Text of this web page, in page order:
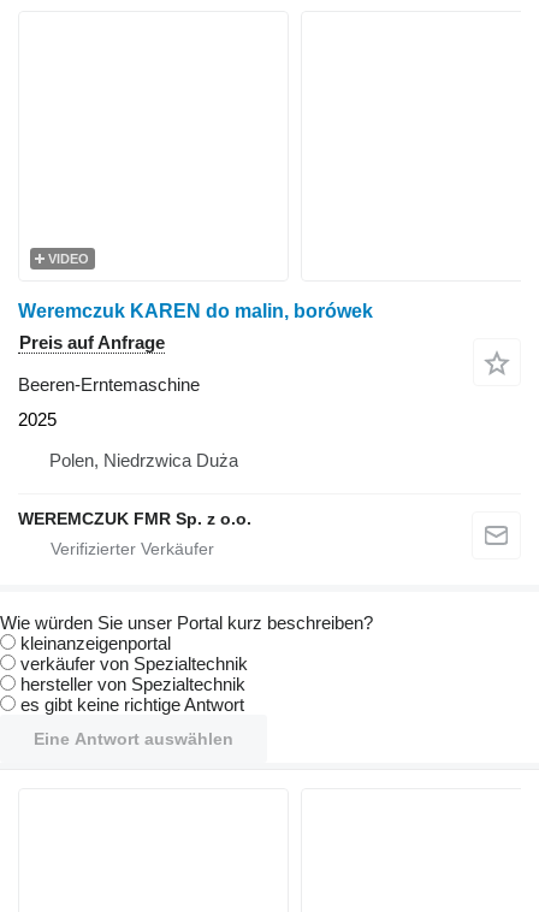
VIDEO
Weremczuk KAREN do malin, borówek
Preis auf Anfrage
Beeren-Erntemaschine
2025
Polen, Niedrzwica Duża
WEREMCZUK FMR Sp. z o.o.
Wie würden Sie unser Portal kurz beschreiben?
kleinanzeigenportal
verkäufer von Spezialtechnik
hersteller von Spezialtechnik
es gibt keine richtige Antwort
Eine Antwort auswählen